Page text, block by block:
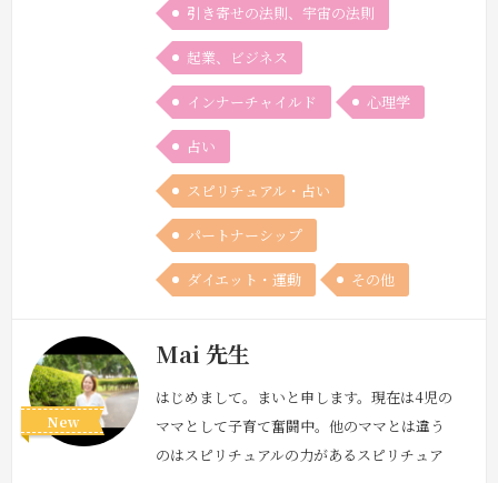
を探求する人・元理系エンジニア歴13年→西
洋占星術師として独立起業 （高専→大学→
大学院→精密機器メーカー研究所員→業界最
大手鉄鋼メーカーのエネルギーコンサルタン
ト→現在）・述べ1000人以上の鑑定実績、女
性のクライアントが98%・ロジカ…
る »
引き寄せの法則、宇宙の法則
起業、ビジネス
インナーチャイルド 心理学
占い
スピリチュアル・占い
パートナーシップ
ダイエット・運動 その他
New
Mai 先生
はじめまして。まいと申します。現在は4児の
ママとして子育て奮闘中。他のママとは違う
のはスピリチュアルの力があるスピリチュア